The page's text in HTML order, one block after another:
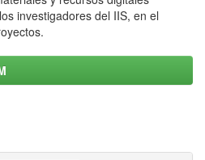
investigadores del IIS, en el